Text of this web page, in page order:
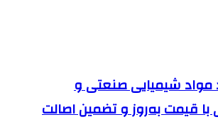
مواد شیمیایی صنعتی و
با قیمت به‌روز و تضمین اصالت